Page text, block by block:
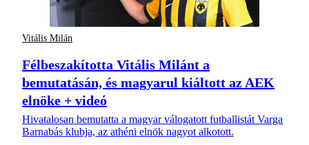
Vitális Milán
Félbeszakította Vitális Milánt a
bemutatásán, és magyarul kiáltott az AEK
elnöke + videó
Hivatalosan bemutatta a magyar válogatott futballistát Varga
Barnabás klubja, az athéni elnök nagyot alkotott.